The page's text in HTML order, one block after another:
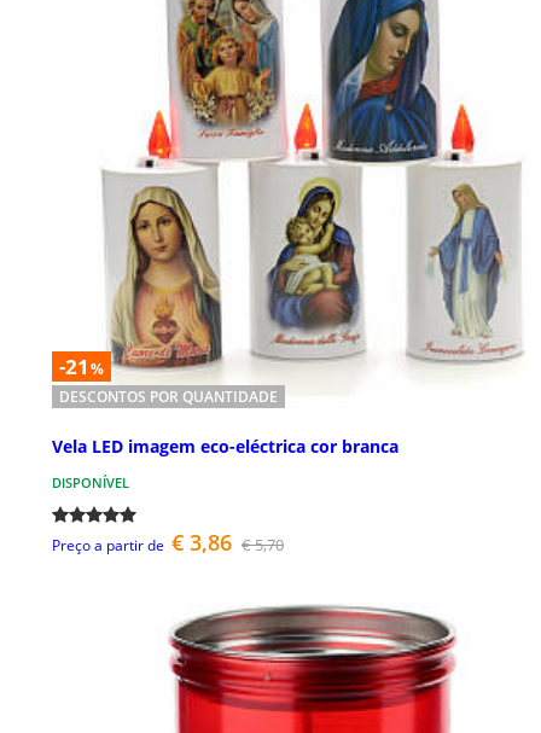
-21 %
DESCONTOS POR QUANTIDADE
Vela LED imagem eco-eléctrica cor branca
DISPONÍVEL
Preço a partir de € 3,86 € 5,70